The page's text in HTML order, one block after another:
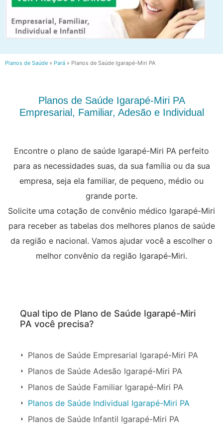
Planos de Saúde » Pará » Planos de Saúde Igarapé-Miri PA
Planos de Saúde Igarapé-Miri PA
Empresarial, Familiar, Adesão e Individual
Encontre o plano de saúde Igarapé-Miri PA perfeito
para as necessidades suas, da sua família ou da sua
empresa, seja ela familiar, de pequeno, médio ou
grande porte.
Solicite uma cotação de convênio médico Igarapé-Miri
para receber as tabelas dos melhores planos de saúde
da região e nacional. Vamos ajudar você a escolher o
melhor convênio da região Igarapé-Miri.
Qual tipo de Plano de Saúde Igarapé-Miri
PA você precisa?
Planos de Saúde Empresarial Igarapé-Miri PA
Planos de Saúde Adesão Igarapé-Miri PA
Planos de Saúde Familiar Igarapé-Miri PA
Planos de Saúde Individual Igarapé-Miri PA
Planos de Saúde Infantil Igarapé-Miri PA